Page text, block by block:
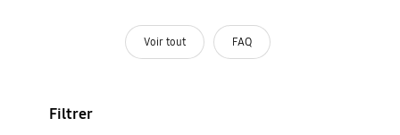
Voir tout FAQ
Filtrer